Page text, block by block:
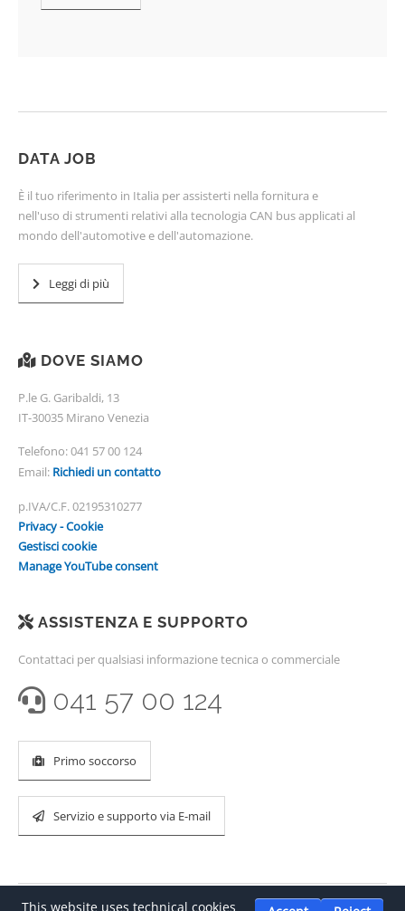
DATA JOB
È il tuo riferimento in Italia per assisterti nella fornitura e
nell'uso di strumenti relativi alla tecnologia CAN bus applicati al
mondo dell'automotive e dell'automazione.
Leggi di più
DOVE SIAMO
P.le G. Garibaldi, 13
IT-30035 Mirano Venezia
Telefono:041 57 00 124
Email: Richiedi un contatto
p.IVA/C.F. 02195310277
Privacy - Cookie
Gestisci cookie
Manage YouTube consent
ASSISTENZA E SUPPORTO
Contattaci per qualsiasi informazione tecnica o commerciale
041 57 00 124
Primo soccorso
Servizio e supporto via E-mail
This website uses technical cookies